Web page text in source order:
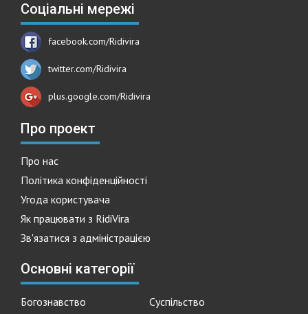
Соціальні мережі
facebook.com/Ridivira
twitter.com/Ridivira
plus.google.com/Ridivira
Про проект
Про нас
Політика конфіденційності
Угода користувача
Як працювати з RidiVira
Зв'язатися з адміністрацією
Основні категорії
Богознавство Суспільство